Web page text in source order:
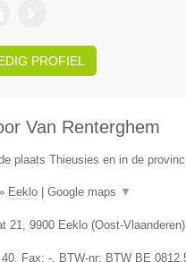
PROFIEL
Van Renterghem
plaats Thieusies en in de
Eeklo| Google maps ▼
21, 9900 Eeklo(Oost-Vlaanderen)
, Fax: -, BTW-nr: BTW BE